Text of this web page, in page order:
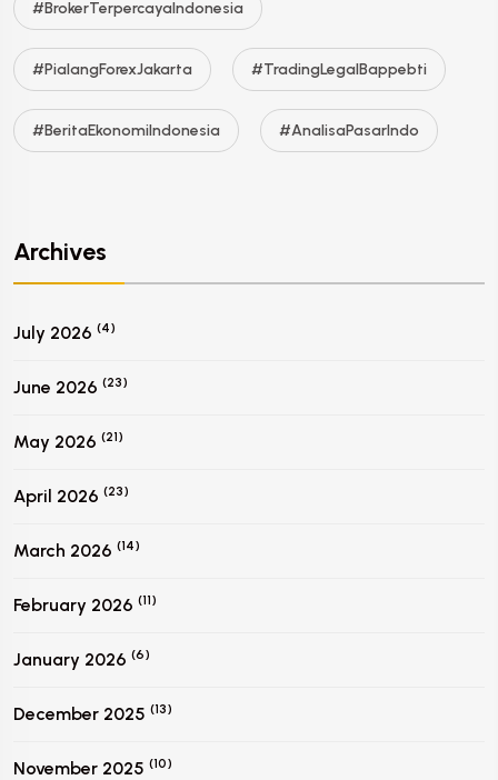
#BrokerTerpercayaIndonesia
#PialangForexJakarta #TradingLegalBappebti
#BeritaEkonomiIndonesia #AnalisaPasarIndo
Archives
July 2026 (4)
June 2026 (23)
May 2026 (21)
April 2026 (23)
March 2026 (14)
February 2026 (11)
January 2026 (6)
December 2025 (13)
November 2025 (10)